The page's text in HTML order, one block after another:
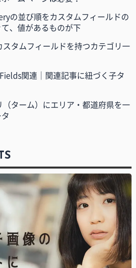
の並び順をカスタムフィールドの
、値があるものが下
タムフィールドを持つカテゴリ一
関連｜関連記事に紐づく子タ
ターム）にエリア・都道府県を一